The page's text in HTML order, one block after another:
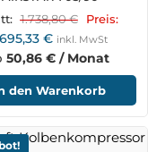
1.738,80€ Preis:
€ inkl. MwSt
50,86 € / Monat
den Warenkorb